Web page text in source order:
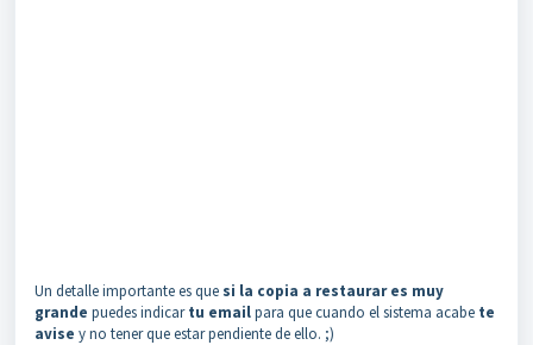
Un detalle importante es que si la copia a restaurar es muy
grande puedes indicartu emailpara que cuando el sistema acabe te
avise y no tener que estar pendiente de ello. ;)